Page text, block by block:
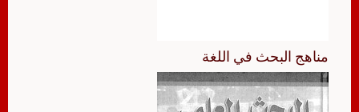
مناهج البحث في اللغة